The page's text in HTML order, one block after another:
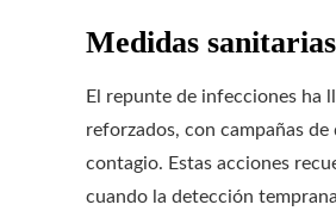
Medidas
El repunte de infecciones ha
reforzados, con campañas
contagio. Estas acciones
cuando la detección